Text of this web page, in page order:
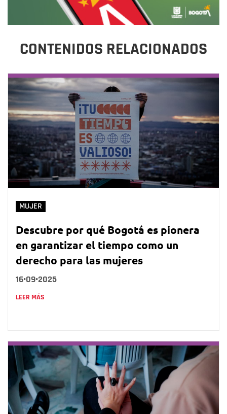
CONTENIDOS RELACIONADOS
MUJER
Descubre por qué Bogotá es pionera
en garantizar el tiempo como un
derecho para las mujeres
16•09•2025
LEER MÁS